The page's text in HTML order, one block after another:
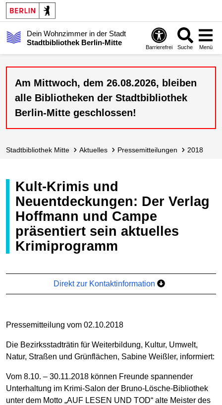
Dein Wohnzimmer in der Stadt
Stadtbibliothek Berlin-Mitte
Barrierefrei Suche Menü
Am Mittwoch, dem 26.08.2026, bleiben
alle Bibliotheken der Stadtbibliothek
Berlin-Mitte geschlossen!
Stadt­bibliothek Mitte Aktuelles Presse­mitteilungen 2018
Kult-Krimis und
Neuentdeckungen: Der Verlag
Hoffmann und Campe
präsentiert sein aktuelles
Krimiprogramm
Direkt zur Kontaktinformation
Pressemitteilung vom 02.10.2018
Die Bezirksstadträtin für Weiterbildung, Kultur, Umwelt,
Natur, Straßen und Grünflächen, Sabine Weißler, informiert:
Vom 8.10. – 30.11.2018 können Freunde spannender
Unterhaltung im Krimi-Salon der Bruno-Lösche-Bibliothek
unter dem Motto „AUF LESEN UND TOD“ alte Meister des